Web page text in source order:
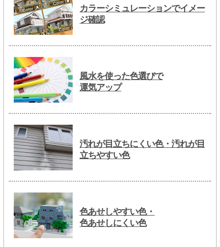
カラーシミュレーションでイメー
ジ確認
風水を使った色選びで
運気アップ
汚れが目立ちにくい色・汚れが目
立ちやすい色
色あせしやすい色・
色あせしにくい色